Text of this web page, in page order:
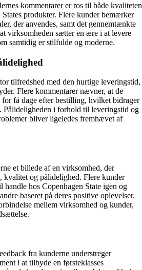
kommentarer er ros til både kvaliteten
produkter. Flere kunder bemærker
der anvendes, samt det gennemtænkte
virksomheden sætter en ære i at levere
samtidig er stilfulde og moderne.
tilfredshed med den hurtige leveringstid,
Flere kommentarer nævner, at de
få dage efter bestilling, hvilket bidrager
Pålideligheden i forhold til leveringstid og
bliver ligeledes fremhævet af
et billede af en virksomhed, der
kvalitet og pålidelighed. Flere kunder
hos Copenhagen State igen og
baseret på deres positive oplevelser.
mellem virksomhed og kunder,
fra kunderne understreger
i at tilbyde en førsteklasses